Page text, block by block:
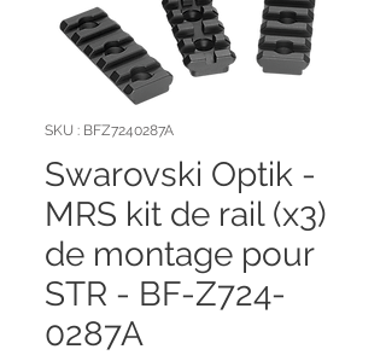
SKU : BFZ7240287A
Swarovski Optik -
MRS kit de rail (x3)
de montage pour
STR - BF-Z724-
0287A